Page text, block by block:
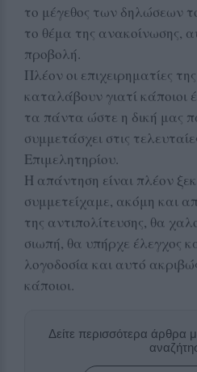
το μέγεθος των δηλώσεων
το θέμα της ανακοίνωσης,
προβολή.
Πλέον οι επιχειρηματίες
καταλάβουν γιατί κάποιοι
τα πάντα ώστε η δική μας
συμμετάσχει στις
Επιμελητηρίου.
Η απάντηση είναι πλέον
συμμετείχαμε, ακόμη και
της αντιπολίτευσης, θα
σιωπή, θα υπήρχε έλεγχος
λογοδοσία και αυτό
κάποιοι.
Δείτε περισσότερα άρθρα